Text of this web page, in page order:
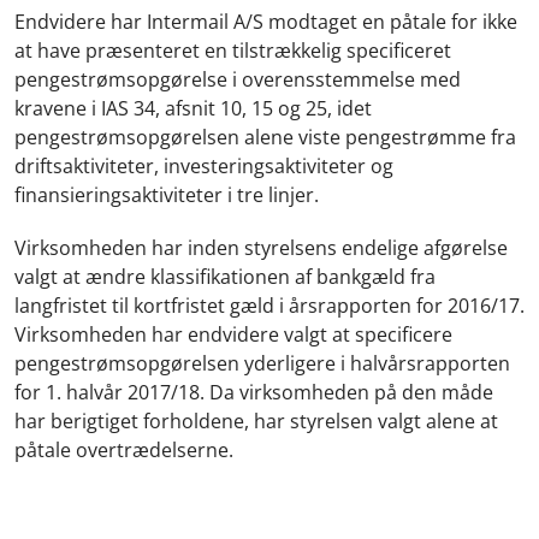
Endvidere har Intermail A/S modtaget en påtale for ikke
at have præsenteret en tilstrækkelig specificeret
pengestrømsopgørelse i overensstemmelse med
kravene i IAS 34, afsnit 10, 15 og 25, idet
pengestrømsopgørelsen alene viste pengestrømme fra
driftsaktiviteter, investeringsaktiviteter og
finansieringsaktiviteter i tre linjer.
Virksomheden har inden styrelsens endelige afgørelse
valgt at ændre klassifikationen af bankgæld fra
langfristet til kortfristet gæld i årsrapporten for 2016/17.
Virksomheden har endvidere valgt at specificere
pengestrømsopgørelsen yderligere i halvårsrapporten
for 1. halvår 2017/18. Da virksomheden på den måde
har berigtiget forholdene, har styrelsen valgt alene at
påtale overtrædelserne.